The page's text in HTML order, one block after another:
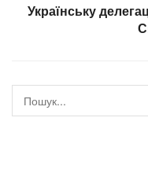
Українську